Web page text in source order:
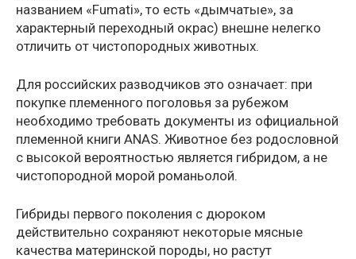
названием «Fumati», то есть «дымчатые», за
характерный переходный окрас) внешне нелегко
отличить от чистопородных животных.
Для российских разводчиков это означает: при
покупке племенного поголовья за рубежом
необходимо требовать документы из официальной
племенной книги ANAS. Животное без родословной
с высокой вероятностью является гибридом, а не
чистопородной морой романьолой.
Гибриды первого поколения с дюроком
действительно сохраняют некоторые мясные
качества материнской породы, но растут